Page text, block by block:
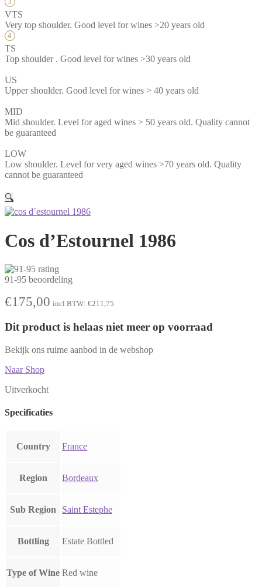
VTS
Very top shoulder. Good level for wines >20 years old
TS
Top shoulder . Good level for wines >30 years old
US
Upper shoulder. Good level for wines > 40 years old
MID
Mid shoulder. Level for aged wines > 50 years old. Quality cannot
be guaranteed
LOW
Low shoulder. Level for very aged wines >70 years old. Quality
cannot be guaranteed
🔍
Cos d’Estournel 1986
91-95 beoordeling
€175,00 incl BTW: €211,75
Dit product is helaas niet meer op voorraad
Bekijk ons ruime aanbod in de webshop
Naar Shop
Uitverkocht
Specificaties
Country France
Region Bordeaux
Sub Region Saint Estephe
Bottling Estate Bottled
Type of Wine Red wine